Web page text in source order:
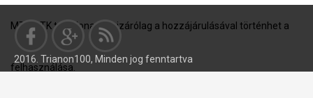
MTA BTK tulajdona, és kizárólag a hozzájárulásával történhet a
felhasználása.
2016. Trianon100, Minden jog fenntartva